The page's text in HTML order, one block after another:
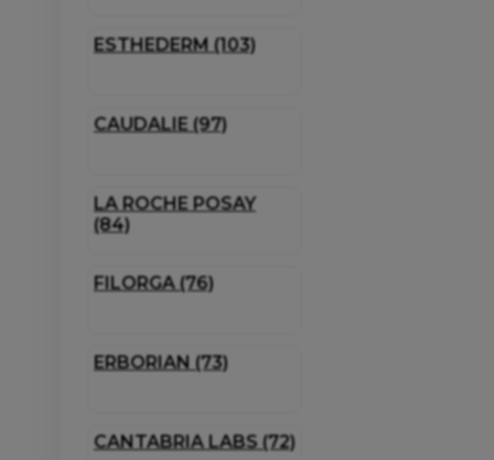
ESTHEDERM (103)
CAUDALIE (97)
LA ROCHE POSAY
(84)
FILORGA (76)
ERBORIAN (73)
CANTABRIA LABS (72)